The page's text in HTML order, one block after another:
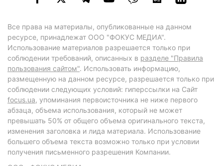
Все права на материалы, опубликованные на данном
ресурсе, принадлежат ООО "ФОКУС МЕДИА".
Использование материалов разрешается только при
соблюдении требований, описанных в разделе "Правила
пользования сайтом". Использовать информацию,
размещенную на данном ресурсе, разрешается только при
соблюдении следующих условий: гиперссылки на Сайт
focus.ua, упоминания первоисточника не ниже первого
абзаца, объема использования, который не может
превышать 50% от общего объема оригинального текста,
изменения заголовка и лида материала. Использование
большего объема текста возможно только при условии
получения письменного разрешения Компании.